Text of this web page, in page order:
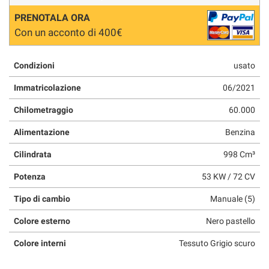
PRENOTALA ORA
Con un acconto di 400€
Condizioni usato
Immatricolazione 06/2021
Chilometraggio 60.000
Alimentazione Benzina
Cilindrata 998 Cm³
Potenza 53 KW / 72 CV
Tipo di cambio Manuale (5)
Colore esterno Nero pastello
Colore interni Tessuto Grigio scuro
strumenti
di
tracciamento
rimanda
alla
policy.
Puoi
rivedere
e
modificare
le
tue
in
qualsiasi
momento.